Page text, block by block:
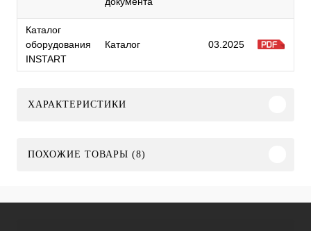
Каталог
оборудования
INSTART
Каталог 03.2025
ХАРАКТЕРИСТИКИ
ПОХОЖИЕ ТОВАРЫ (8)